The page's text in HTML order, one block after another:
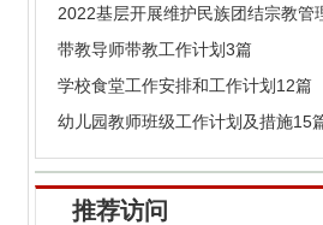
带教导师带教工作计划3篇
学校食堂工作安排和工作计划12篇
幼儿园教师班级工作计划及措施15
推荐访问